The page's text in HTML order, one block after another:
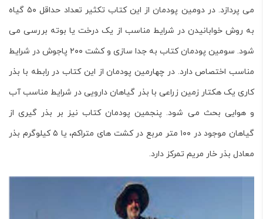
می پردازد. در دومین پودمان از این کتاب تکثیر تعداد حداقل ۵۰ گیاه
به روش خوابانیدن در شرایط مناسب از یک درخت یا بوته بررسی می
شود. سومین پودمان کتاب به جدا سازی و کشت ۲۰۰ پاجوش در شرایط
مناسب اختصاص دارد. در چهارمین پودمان از این کتاب در رابطه با بذر
کاری یک هکتار زمین زراعی با بذر گیاهان دارویی در شرایط مناسب آب
و هوایی بحث می شود. پنجمین پودمان کتاب نیز بر بذر گیری از
گیاهان موجود در ۱۰۰ متر مربع در کشت های متراکم، یا ۵ کیلوگرم بذر
معادل بذر خار مریم تمرکز دارد.